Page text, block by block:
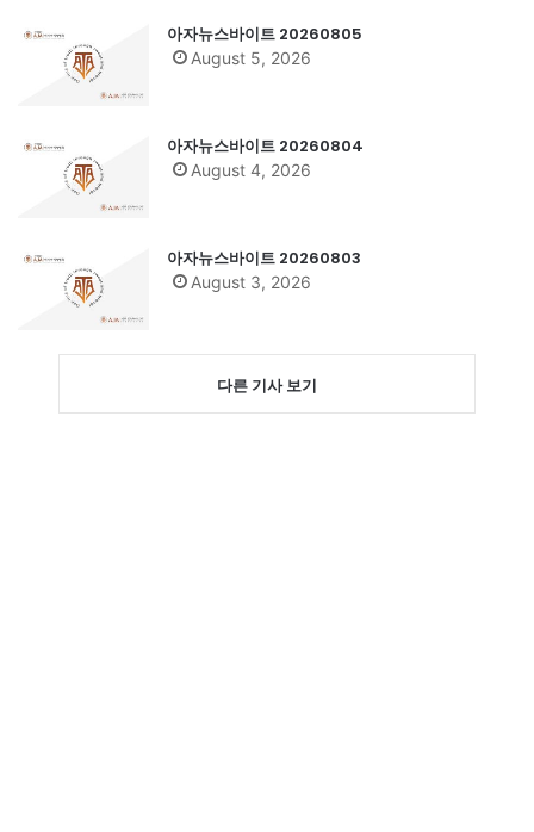
아자뉴스바이트 20260805
August 5, 2026
아자뉴스바이트 20260804
August 4, 2026
아자뉴스바이트 20260803
August 3, 2026
다른 기사 보기